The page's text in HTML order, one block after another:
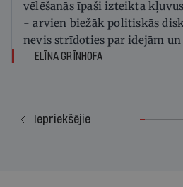
vēlēšanās īpaši izteikta
- arvien biežāk politiskās
nevis strīdoties par idejām
apšaubot cilvēku,
ELĪNA GRĪNHOFA
Iepriekšējie